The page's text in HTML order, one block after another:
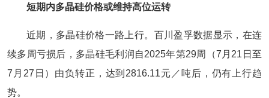
短期内多晶硅价格或维持高位运转
近期，多晶硅价格一路上行。百川盈孚数据显示，在连
续多周亏损后，多晶硅毛利润自2025年第29周（7月21日至
7月27日）由负转正，达到2816.11元／吨后，仍有上行趋
势。